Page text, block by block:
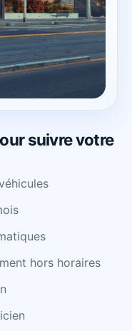
suivre votre
hors horaires